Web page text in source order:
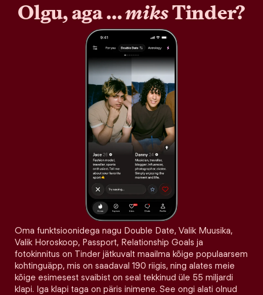
Olgu, aga …miksTinder?
Oma funktsioonidega nagu Double Date, Valik Muusika,
Valik Horoskoop, Passport, Relationship Goals ja
fotokinnitus on Tinder jätkuvalt maailma kõige populaarsem
kohtinguäpp, mis on saadaval 190 riigis, ning alates meie
kõige esimesest svaibist on seal tekkinud üle 55 miljardi
klapi. Iga klapi taga on päris inimene. See ongi alati olnud